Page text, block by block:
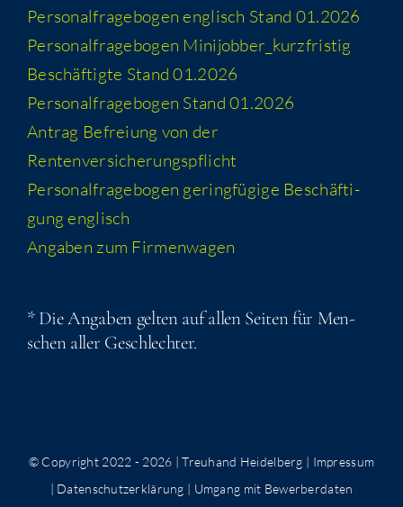
Per­so­nal­fra­ge­bo­gen eng­lisch Stand 01.2026
Per­so­nal­fra­ge­bo­gen Minijobber_​kurzfristig
Beschäf­tig­te Stand 01.2026
Per­so­nal­fra­ge­bo­gen Stand 01.2026
Antrag Befrei­ung von der
Rentenversicherungspflicht
Per­so­nal­fra­ge­bo­gen gering­fü­gi­ge Beschäf­ti­
gung englisch
Anga­ben zum Firmenwagen
* Die Anga­ben gel­ten auf allen Sei­ten für Men­
schen aller Geschlechter.
© Copyright 2022 - 2026 | Treuhand Heidelberg | Impressum
| Datenschutzerklärung | Umgang mit Bewerberdaten